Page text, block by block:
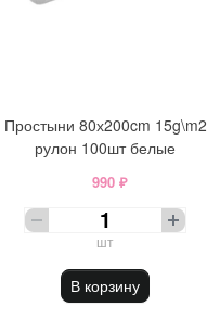
Простыни 80х200cm 15g\m2
рулон 100шт белые
990 ₽
шт
В корзину